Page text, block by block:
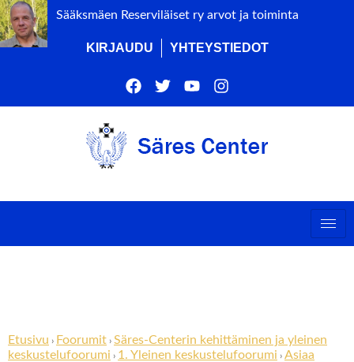
Sääksmäen Reserviläiset ry arvot ja toiminta
KIRJAUDU YHTEYSTIEDOT
Etusivu › Foorumit › Säres-Centerin kehittäminen ja yleinen
keskustelufoorumi › 1. Yleinen keskustelufoorumi › Asiaa